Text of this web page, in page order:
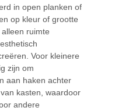
in open planken of
op kleur of grootte
ruimte
Voor kleinere
zijn om
aan haken achter
kasten, waardoor
andere